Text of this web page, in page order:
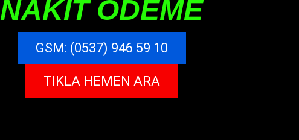
NAKİT ÖDEME
GSM: (0537) 946 59 10
TIKLA HEMEN ARA